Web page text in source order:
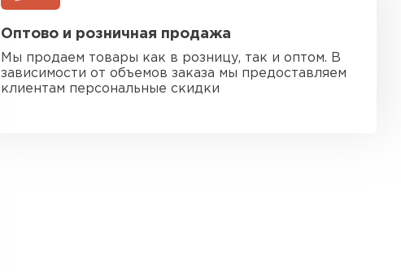
Оптово и розничная продажа
Мы продаем товары как в розницу, так и оптом. В
зависимости от объемов заказа мы предоставляем
клиентам персональные скидки